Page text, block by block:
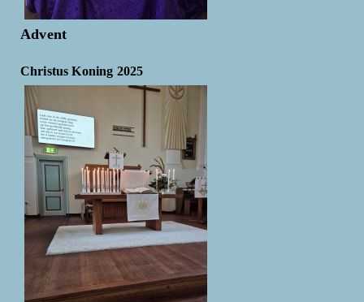
Advent
Christus Koning 2025